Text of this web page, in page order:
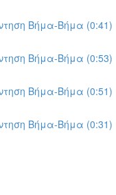
Βήμα-Βήμα (0:41)
Βήμα-Βήμα (0:53)
Βήμα-Βήμα (0:51)
Βήμα-Βήμα (0:31)